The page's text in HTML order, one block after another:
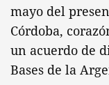
mayo del
Córdoba,
un acuerdo de
Bases de la